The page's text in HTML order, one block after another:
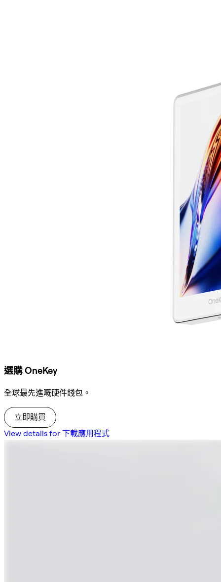
選購 OneKey
全球最先進嘅硬件錢包。
立即購買
View details for 下載應用程式